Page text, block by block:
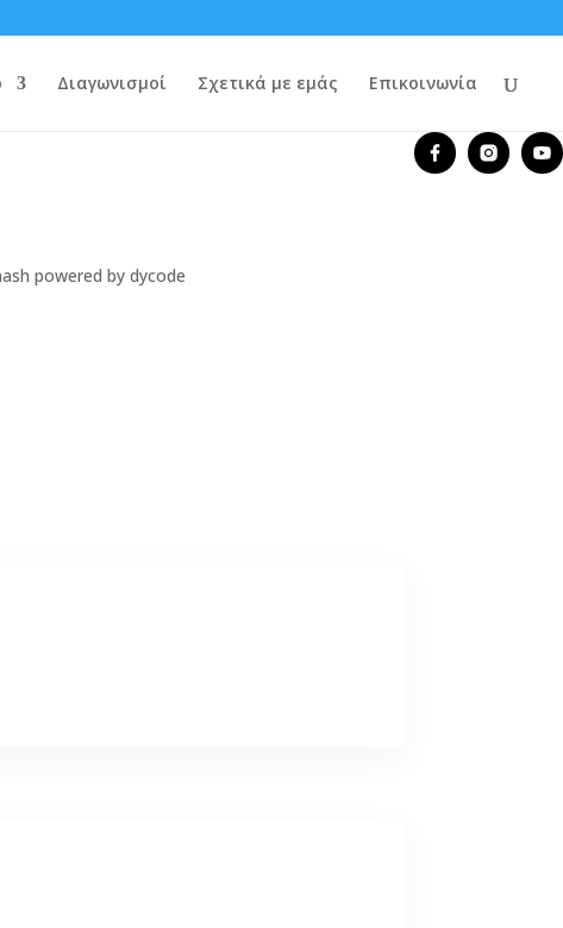
Διαγωνισμοί Σχετικά με εμάς Επικοινωνία